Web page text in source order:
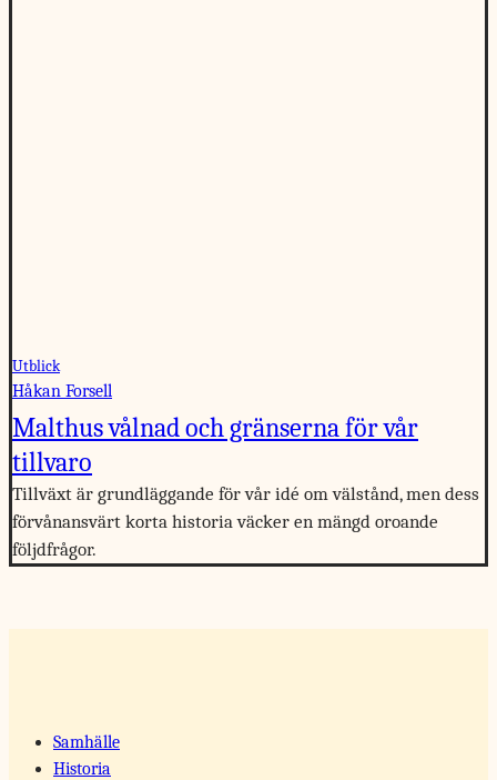
Utblick
Håkan Forsell
Malthus vålnad och gränserna för vår
tillvaro
Tillväxt är grundläggande för vår idé om välstånd, men dess
förvånansvärt korta historia väcker en mängd oroande
följdfrågor.
Samhälle
Historia